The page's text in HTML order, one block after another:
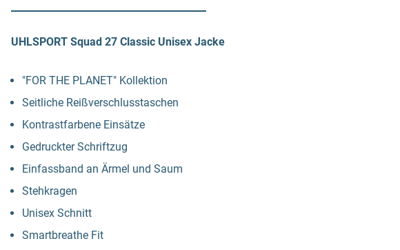
UHLSPORT Squad 27 Classic Unisex Jacke
"FOR THE PLANET" Kollektion
Seitliche Reißverschlusstaschen
Kontrastfarbene Einsätze
Gedruckter Schriftzug
Einfassband an Ärmel und Saum
Stehkragen
Unisex Schnitt
Smartbreathe Fit